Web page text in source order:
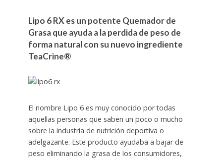
Lipo 6 RX es un potente Quemador de
Grasa que ayuda a la perdida de peso de
forma natural con su nuevo ingrediente
TeaCrine®
El nombre Lipo 6 es muy conocido por todas
aquellas personas que saben un poco o mucho
sobre la industria de nutrición deportiva o
adelgazante. Este producto ayudaba a bajar de
peso eliminando la grasa de los consumidores,